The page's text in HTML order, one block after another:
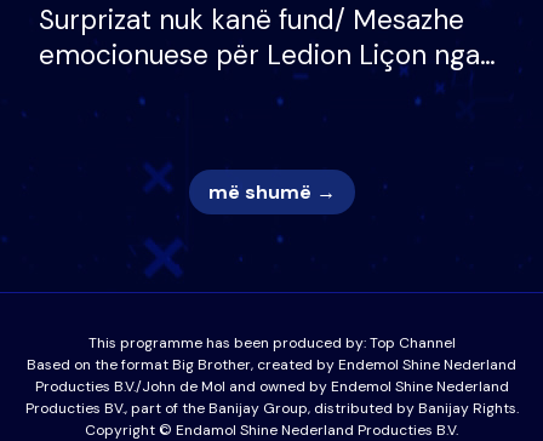
Surprizat nuk kanë fund/ Mesazhe
emocionuese për Ledion Liçon nga
nëna dhe fëmijët e tij, moderatori
nuk i mban dot lotët: Nuk meritoj…
më shumë →
This programme has been produced by:Top Channel
Based on the format Big Brother, created by Endemol Shine Nederland
Producties B.V./John de Mol and owned by Endemol Shine Nederland
Producties BV., part of the Banijay Group, distributed by Banijay Rights.
Copyright © Endamol Shine Nederland Producties B.V.